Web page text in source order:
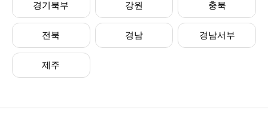
경기북부 강원 충북
전북 경남 경남서부
제주